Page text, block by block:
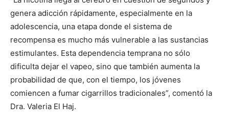
genera adicción rápidamente, especialmente en la
adolescencia, una etapa donde el sistema de
recompensa es mucho más vulnerable a las sustancias
estimulantes. Esta dependencia temprana no sólo
dificulta dejar el vapeo, sino que también aumenta la
probabilidad de que, con el tiempo, los jóvenes
comiencen a fumar cigarrillos tradicionales”, comentó la
Dra. Valeria El Haj.